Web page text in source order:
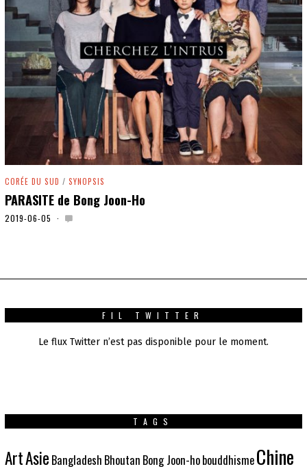
CORÉE DU SUD / SYNOPSIS
PARASITE de Bong Joon-Ho
2019-06-05
0
FIL TWITTER
Le flux Twitter n’est pas disponible pour le moment.
TAGS
ArtAsie Bangladesh Bhoutan Bong Joon-hobouddhismeChine